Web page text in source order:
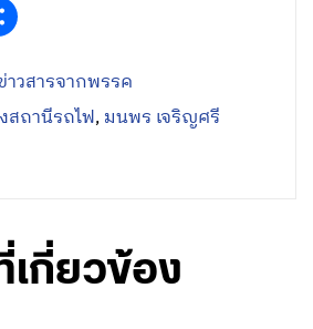
าวสารจากพรรค
สถานีรถไฟ,มนพร เจริญศรี
กี่ยวข้อง